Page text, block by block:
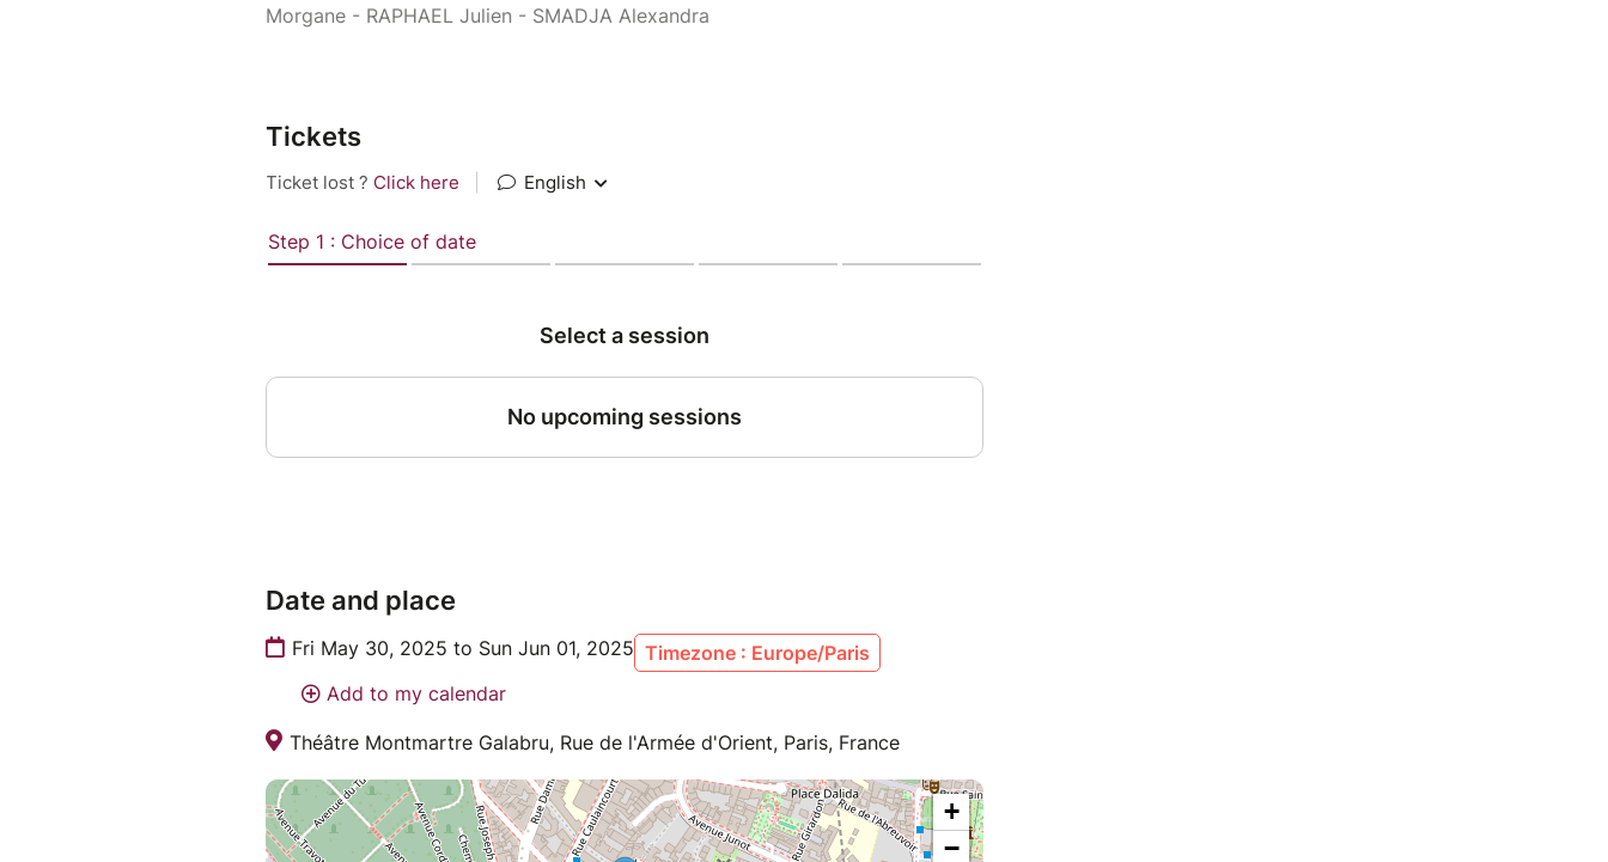
Morgane - RAPHAEL Julien - SMADJA Alexandra
Tickets
Date and place
Fri May 30, 2025 to Sun Jun 01, 2025 Timezone : Europe/Paris
Add to my calendar
Théâtre Montmartre Galabru, Rue de l'Armée d'Orient, Paris, France
+
−